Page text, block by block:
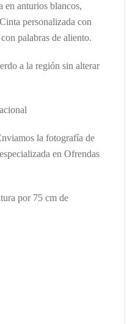
en anturios blancos,
personalizada con
palabras de aliento.
a la región sin alterar
la fotografía de
en Ofrendas
por 75 cm de